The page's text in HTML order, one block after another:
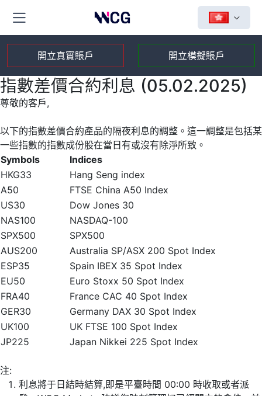
開立真實賬戶 開立模擬賬戶
指數差價合約利息 (05.02.2025)
尊敬的客戶,
以下的指數差價合約產品的隔夜利息的調整。這一調整是包括某
一些指數的指數成份股在當日有或沒有除淨所致。
Symbols
Indices
HKG33
Hang Seng index
A50
FTSE China A50 Index
US30
Dow Jones 30
NAS100
NASDAQ-100
SPX500
SPX500
AUS200
Australia SP/ASX 200 Spot Index
ESP35
Spain IBEX 35 Spot Index
EU50
Euro Stoxx 50 Spot Index
FRA40
France CAC 40 Spot Index
GER30
Germany DAX 30 Spot Index
UK100
UK FTSE 100 Spot Index
JP225
Japan Nikkei 225 Spot Index
注:
利息將于日結時結算,即是平臺時間 00:00 時收取或者派